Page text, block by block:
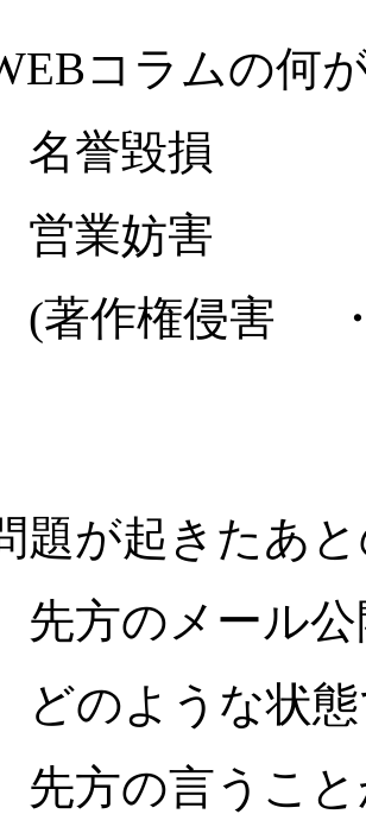
コラムの何
毀損
妨害
権侵害 ・今
題が起きたあ
のメール公開
ような状態で
の言うことが